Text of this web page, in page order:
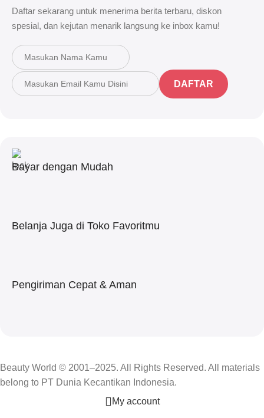
Daftar sekarang untuk menerima berita terbaru, diskon
spesial, dan kejutan menarik langsung ke inbox kamu!
DAFTAR
Bayar dengan Mudah
Belanja Juga di Toko Favoritmu
Pengiriman Cepat & Aman
Beauty World © 2001–2025. All Rights Reserved. All materials
belong to PT Dunia Kecantikan Indonesia.
My account